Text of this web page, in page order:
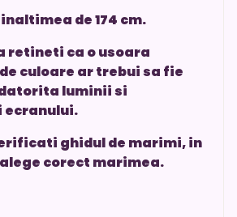
de 174 cm.
retineti ca o usoara
culoare ar trebui sa fie
luminii si
ghidul de marimi, in
corect marimea.